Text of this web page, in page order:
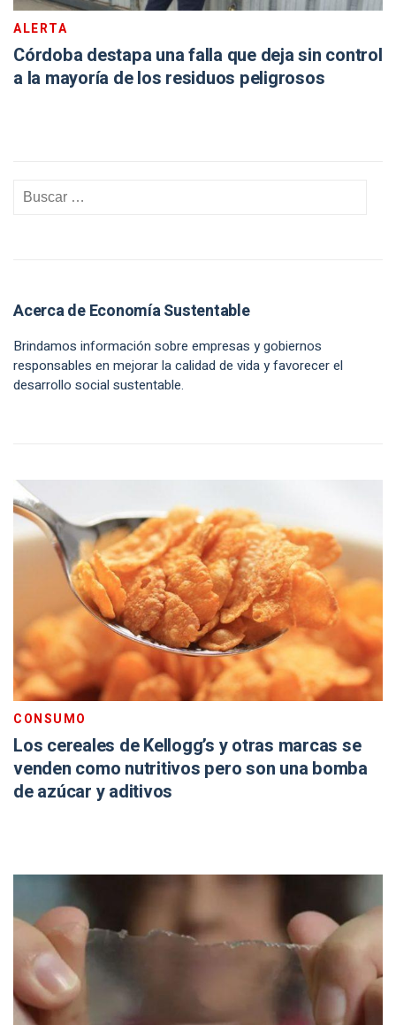
ALERTA
Córdoba destapa una falla que deja sin control
a la mayoría de los residuos peligrosos
Acerca de Economía Sustentable
Brindamos información sobre empresas y gobiernos
responsables en mejorar la calidad de vida y favorecer el
desarrollo social sustentable.
CONSUMO
Los cereales de Kellogg’s y otras marcas se
venden como nutritivos pero son una bomba
de azúcar y aditivos